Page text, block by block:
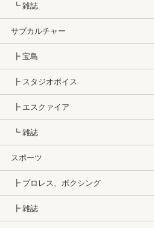
┗ 雑誌
サブカルチャー
┣ 宝島
┣ スタジオボイス
┣ エスクァイア
┗ 雑誌
スポーツ
┣ プロレス、ボクシング
┣ 雑誌